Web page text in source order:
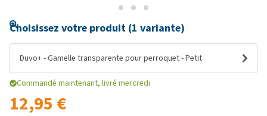
Choisissez votre produit (1 variante)
Duvo+ - Gamelle transparente pour perroquet - Petit
Commandé maintenant, livré mercredi
12,95 €